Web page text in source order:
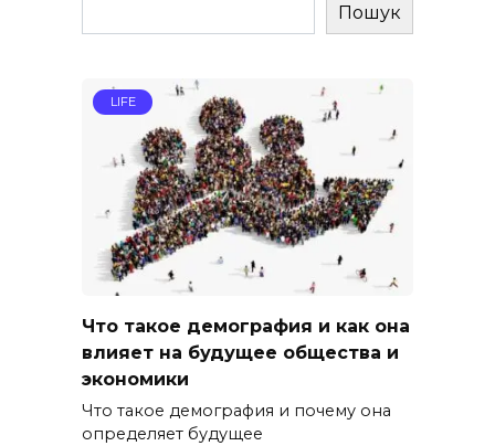
Пошук
LIFE
Что такое демография и как она
влияет на будущее общества и
экономики
Что такое демография и почему она
определяет будущее